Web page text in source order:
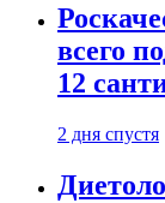
всего
12
2 дня спустя